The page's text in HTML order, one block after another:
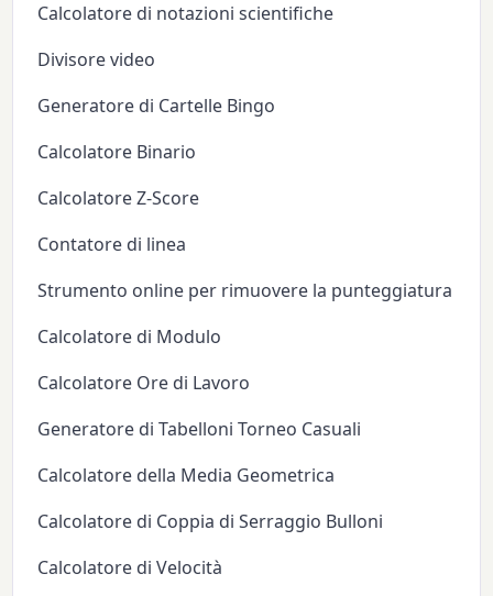
Calcolatore di notazioni scientifiche
Divisore video
Generatore di Cartelle Bingo
Calcolatore Binario
Calcolatore Z-Score
Contatore di linea
Strumento online per rimuovere la punteggiatura
Calcolatore di Modulo
Calcolatore Ore di Lavoro
Generatore di Tabelloni Torneo Casuali
Calcolatore della Media Geometrica
Calcolatore di Coppia di Serraggio Bulloni
Calcolatore di Velocità